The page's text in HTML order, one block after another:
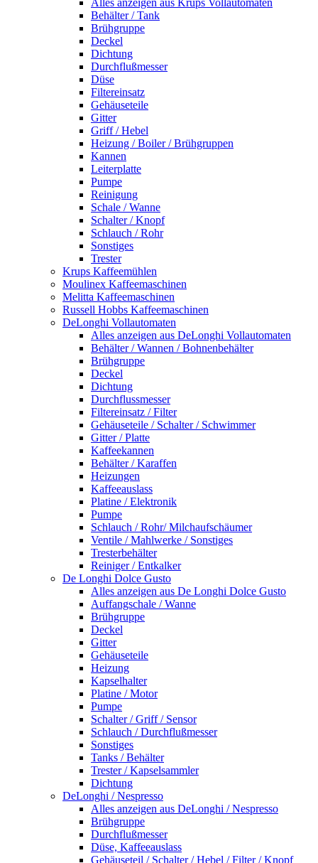
Alles anzeigen aus Krups Vollautomaten
Behälter / Tank
Brühgruppe
Deckel
Dichtung
Durchflußmesser
Düse
Filtereinsatz
Gehäuseteile
Gitter
Griff / Hebel
Heizung / Boiler / Brühgruppen
Kannen
Leiterplatte
Pumpe
Reinigung
Schale / Wanne
Schalter / Knopf
Schlauch / Rohr
Sonstiges
Trester
Krups Kaffeemühlen
Moulinex Kaffeemaschinen
Melitta Kaffeemaschinen
Russell Hobbs Kaffeemaschinen
DeLonghi Vollautomaten
Alles anzeigen aus DeLonghi Vollautomaten
Behälter / Wannen / Bohnenbehälter
Brühgruppe
Deckel
Dichtung
Durchflussmesser
Filtereinsatz / Filter
Gehäuseteile / Schalter / Schwimmer
Gitter / Platte
Kaffeekannen
Behälter / Karaffen
Heizungen
Kaffeeauslass
Platine / Elektronik
Pumpe
Schlauch / Rohr/ Milchaufschäumer
Ventile / Mahlwerke / Sonstiges
Tresterbehälter
Reiniger / Entkalker
De Longhi Dolce Gusto
Alles anzeigen aus De Longhi Dolce Gusto
Auffangschale / Wanne
Brühgruppe
Deckel
Gitter
Gehäuseteile
Heizung
Kapselhalter
Platine / Motor
Pumpe
Schalter / Griff / Sensor
Schlauch / Durchflußmesser
Sonstiges
Tanks / Behälter
Trester / Kapselsammler
Dichtung
DeLonghi / Nespresso
Alles anzeigen aus DeLonghi / Nespresso
Brühgruppe
Durchflußmesser
Düse, Kaffeeauslass
Gehäuseteil / Schalter / Hebel / Filter / Knopf